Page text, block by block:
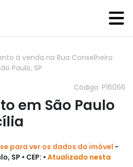
à venda na Rua Conselheiro
Paulo, SP
Código: P16066
em São Paulo
para ver os dados do imóvel -
SP • CEP: • Atualizado nesta